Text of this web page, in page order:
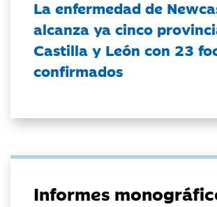
La enfermedad de
alcanza ya cinco
Castilla y León con 23
confirmados
Informes